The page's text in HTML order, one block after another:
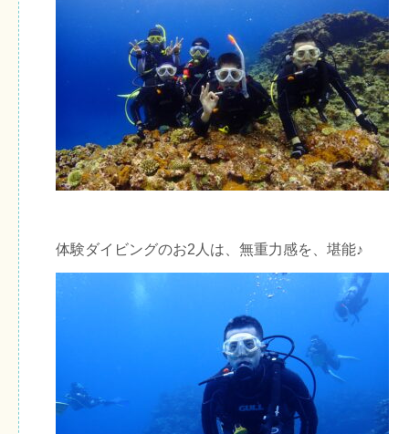
体験ダイビングのお2人は、無重力感を、堪能♪